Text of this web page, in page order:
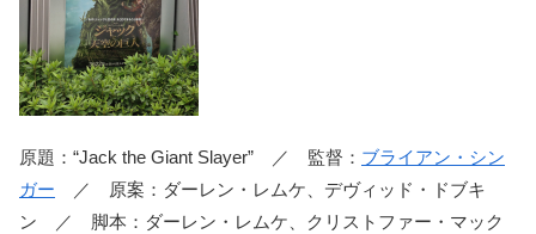
原題：“Jack the Giant Slayer” ／ 監督： ブライアン・シン
ガー ／ 原案：ダーレン・レムケ、デヴィッド・ドブキ
ン ／ 脚本：ダーレン・レムケ、クリストファー・マック